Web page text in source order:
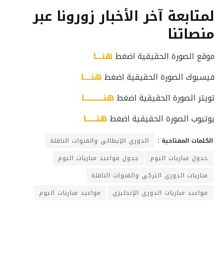
لمتابعة آخر الأخبار زورونا عبر
منصاتنا
موقع الصورة الحقيقية اضغط هنــــا
فيسبوك الصورة الحقيقية اضغط هنـــــا
تويتر الصورة الحقيقية اضغط هنـــــــــــــا
يوتيوب الصورة الحقيقية اضغط هنـــــــا
الكلمات المفتاحية :
الدوري الإيطالي والقنوات الناقلة
جدول مباريات اليوم
جدول مواعيد مباريات اليوم
مباريات الدوري التركي والقنوات الناقلة
مواعيد مباريات الدوري الإنجليزي
مواعيد مباريات اليوم